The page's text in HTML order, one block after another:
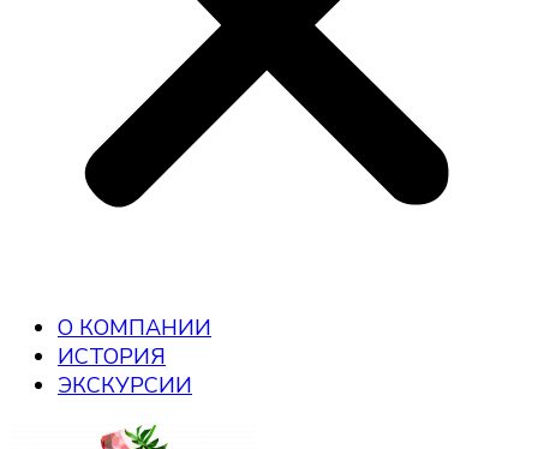
О КОМПАНИИ
ИСТОРИЯ
ЭКСКУРСИИ